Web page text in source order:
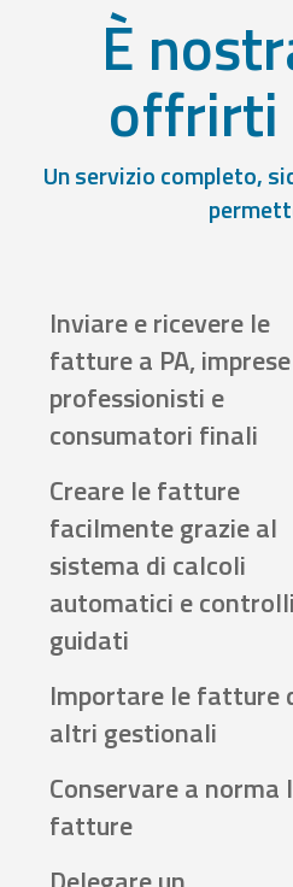
È
offrirti
Un servizio completo,
Inviare e ricevere le
fatture a PA,
professionisti e
consumatori finali
Creare le fatture
facilmente grazie al
sistema di calcoli
automatici e controlli
guidati
Importare le fatture
altri gestionali
Conservare a norma
fatture